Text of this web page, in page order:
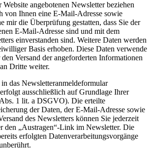
Website angebotenen Newsletter beziehen
von Ihnen eine E-Mail-Adresse sowie
mir die Überprüfung gestatten, dass Sie der
E-Mail-Adresse sind und mit dem
einverstanden sind. Weitere Daten werden
Basis erhoben. Diese Daten verwende
Versand der angeforderten Informationen
Dritte weiter.
das Newsletteranmeldeformular
ausschließlich auf Grundlage Ihrer
1 lit. a DSGVO). Die erteilte
der Daten, der E-Mail-Adresse sowie
des Newsletters können Sie jederzeit
den „Austragen“-Link im Newsletter. Die
erfolgten Datenverarbeitungsvorgänge